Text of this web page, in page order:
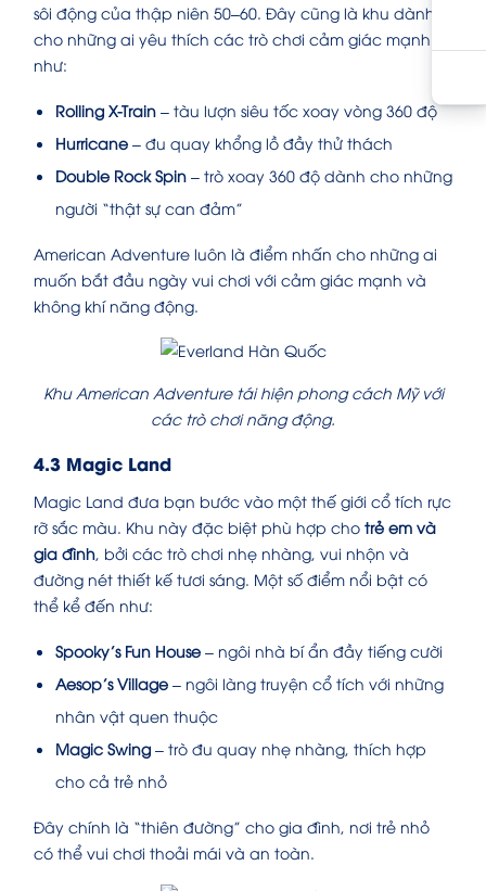
sôi động của thập niên 50–60. Đây cũng là khu dành
cho những ai yêu thích các trò chơi cảm giác mạnh
như:
Rolling X-Train – tàu lượn siêu tốc xoay vòng 360 độ
Hurricane – đu quay khổng lồ đầy thử thách
Double Rock Spin – trò xoay 360 độ dành cho những
người “thật sự can đảm”
American Adventure luôn là điểm nhấn cho những ai
muốn bắt đầu ngày vui chơi với cảm giác mạnh và
không khí năng động.
Khu American Adventure tái hiện phong cách Mỹ với
các trò chơi năng động.
4.3 Magic Land
Magic Land đưa bạn bước vào một thế giới cổ tích rực
rỡ sắc màu. Khu này đặc biệt phù hợp cho trẻ em và
gia đình, bởi các trò chơi nhẹ nhàng, vui nhộn và
đường nét thiết kế tươi sáng. Một số điểm nổi bật có
thể kể đến như:
Spooky’s Fun House – ngôi nhà bí ẩn đầy tiếng cười
Aesop’s Village – ngôi làng truyện cổ tích với những
nhân vật quen thuộc
Magic Swing – trò đu quay nhẹ nhàng, thích hợp
cho cả trẻ nhỏ
Đây chính là “thiên đường” cho gia đình, nơi trẻ nhỏ
có thể vui chơi thoải mái và an toàn.